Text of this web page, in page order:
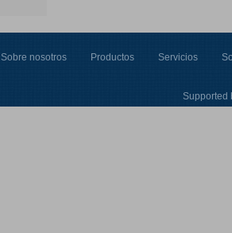
Sobre nosotros Productos Servicios
Supported